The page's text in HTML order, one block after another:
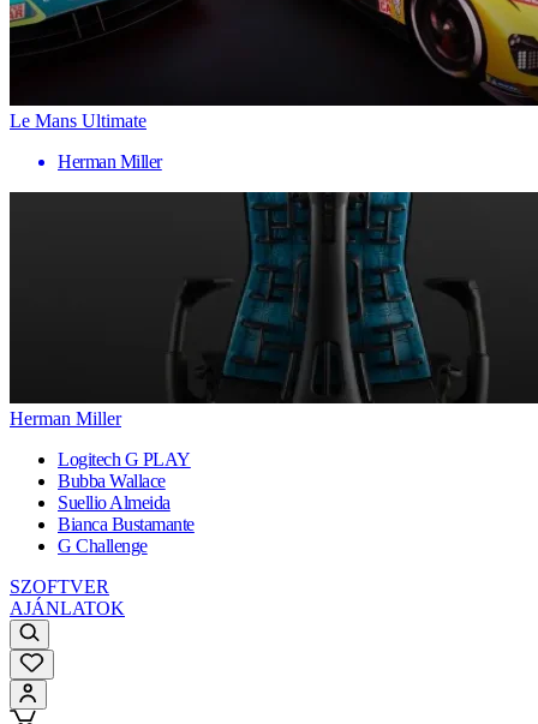
Le Mans Ultimate
Herman Miller
Herman Miller
Logitech G PLAY
Bubba Wallace
Suellio Almeida
Bianca Bustamante
G Challenge
SZOFTVER
AJÁNLATOK